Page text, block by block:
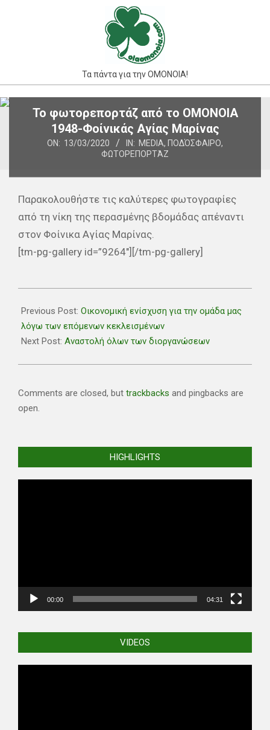
Τα πάντα για την ΟΜΟΝΟΙΑ!
Primary
NavigationΤο φωτορεπορτάζ από το ΟΜΟΝΟΙΑ
1948-Φοίνικάς Αγίας Μαρίνας
ON: 13/03/2020 IN: MEDIA, ΠΟΔΌΣΦΑΙΡΟ,
ΦΩΤΟΡΕΠΟΡΤΆΖ
Παρακολουθήστε τις καλύτερες φωτογραφίες
από τη νίκη της περασμένης βδομάδας απέναντι
στον Φοίνικα Αγίας Μαρίνας.
[tm-pg-gallery id=”9264″][/tm-pg-gallery]
03-
13
Previous Post: Οικονομική ενίσχυση για την ομάδα μας
λόγω των επόμενων κεκλεισμένων
Next Post: Αναστολή όλων των διοργανώσεων
Comments are closed, but trackbacks and pingbacks are
open.
HIGHLIGHTS
00:00 04:31
VIDEOS